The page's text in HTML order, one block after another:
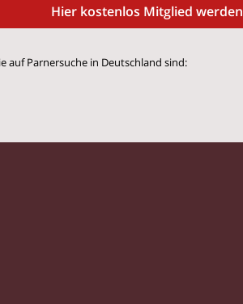
Hier kostenlos Mitglied werden
auf Parnersuche in Deutschland sind: